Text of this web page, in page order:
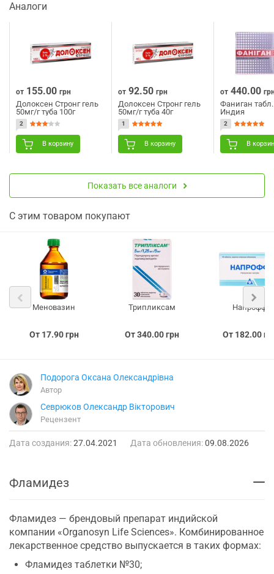
Аналоги
от 155.00 грн
Долоксен Стронг гель
50мг/г туба 100г
2
В корзину
от 92.50 грн
Долоксен Стронг гель
50мг/г туба 40г
1
В корзину
от 440.00
Фаниган
Индия
2
В
Показать все аналоги
С этим товаром покупают
Меновазин
От 17.90 грн
Трипликсам
От 340.00 грн
Напрофф
От 182.00
Подорога Оксана Олександрівна
Автор
Севрюков Олександр Вікторович
Рецензент
Дата создания:27.04.2021 Дата обновления:09.08.2026
Фламидез
Фламидез — брендовый препарат индийской
компании «Organosyn Life Sciences». Комбинированное
лекарственное средство выпускается в таких формах:
Фламидез таблетки №30;